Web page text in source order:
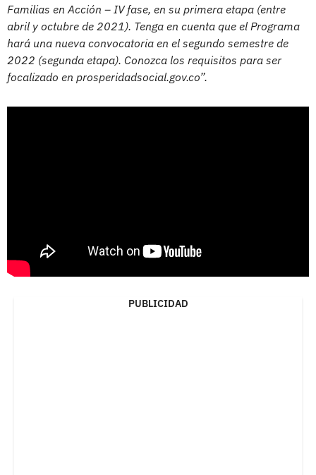
Familias en Acción – IV fase, en su primera etapa (entre
abril y octubre de 2021). Tenga en cuenta que el Programa
hará una nueva convocatoria en el segundo semestre de
2022 (segunda etapa). Conozca los requisitos para ser
focalizado en prosperidadsocial.gov.co”.
PUBLICIDAD